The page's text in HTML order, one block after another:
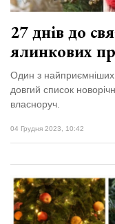
27 днів до
ялинкових
Один з найприємніших
довгий список
власноруч.
04 Грудня 2023, 10:42